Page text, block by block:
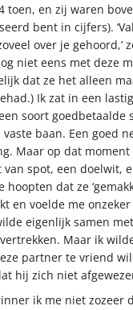
toen, en zij waren
bent in cijfers).
over je gehoord,’
niet eens met deze
dat ze het alleen
Ik zat in een
soort goedbetaalde
baan. Een goed
Maar op dat moment
spot, een doelwit,
hoopten dat ze
en voelde me
eigenlijk samen
Maar ik
partner te vriend
hij zich niet
ik me niet zozeer